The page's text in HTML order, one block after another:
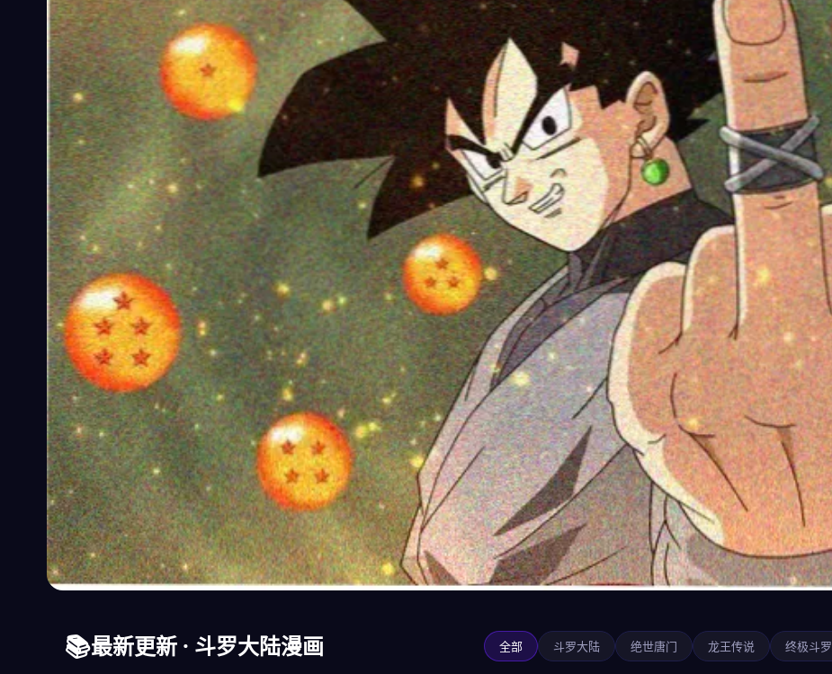
⚡ 绝世唐门突破600话！
📚最新更新 · 斗罗大陆漫画 全部 斗罗大陆 绝世唐门 龙王传说 终极斗罗